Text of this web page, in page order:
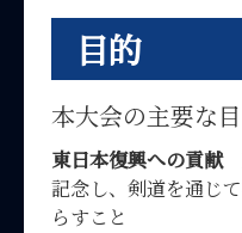
目的
本大会の主要な
東日本復興への貢献
記念し、剣道を通じ
らすこと